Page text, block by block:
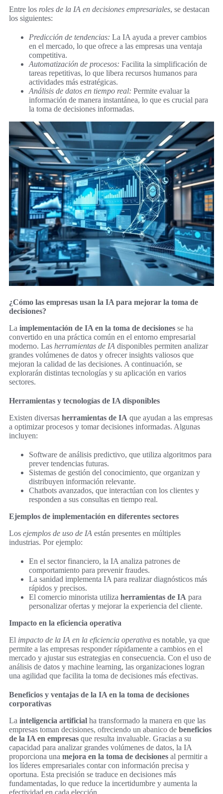
Entre los roles de la IA en decisiones empresariales, se destacan
los siguientes:
Predicción de tendencias: La IA ayuda a prever cambios
en el mercado, lo que ofrece a las empresas una ventaja
competitiva.
Automatización de procesos: Facilita la simplificación de
tareas repetitivas, lo que libera recursos humanos para
actividades más estratégicas.
Análisis de datos en tiempo real: Permite evaluar la
información de manera instantánea, lo que es crucial para
la toma de decisiones informadas.
¿Cómo las empresas usan la IA para mejorar la toma de
decisiones?
La implementación de IA en la toma de decisiones se ha
convertido en una práctica común en el entorno empresarial
moderno. Las herramientas de IA disponibles permiten analizar
grandes volúmenes de datos y ofrecer insights valiosos que
mejoran la calidad de las decisiones. A continuación, se
explorarán distintas tecnologías y su aplicación en varios
sectores.
Herramientas y tecnologías de IA disponibles
Existen diversas herramientas de IA que ayudan a las empresas
a optimizar procesos y tomar decisiones informadas. Algunas
incluyen:
Software de análisis predictivo, que utiliza algoritmos para
prever tendencias futuras.
Sistemas de gestión del conocimiento, que organizan y
distribuyen información relevante.
Chatbots avanzados, que interactúan con los clientes y
responden a sus consultas en tiempo real.
Ejemplos de implementación en diferentes sectores
Los ejemplos de uso de IA están presentes en múltiples
industrias. Por ejemplo:
En el sector financiero, la IA analiza patrones de
comportamiento para prevenir fraudes.
La sanidad implementa IA para realizar diagnósticos más
rápidos y precisos.
El comercio minorista utiliza herramientas de IA para
personalizar ofertas y mejorar la experiencia del cliente.
Impacto en la eficiencia operativa
El impacto de la IA en la eficiencia operativa es notable, ya que
permite a las empresas responder rápidamente a cambios en el
mercado y ajustar sus estrategias en consecuencia. Con el uso de
análisis de datos y machine learning, las organizaciones logran
una agilidad que facilita la toma de decisiones más efectivas.
Beneficios y ventajas de la IA en la toma de decisiones
corporativas
La inteligencia artificial ha transformado la manera en que las
empresas toman decisiones, ofreciendo un abanico de beneficios
de la IA en empresas que resulta invaluable. Gracias a su
capacidad para analizar grandes volúmenes de datos, la IA
proporciona una mejora en la toma de decisiones al permitir a
los líderes empresariales contar con información precisa y
oportuna. Esta precisión se traduce en decisiones más
fundamentadas, lo que reduce la incertidumbre y aumenta la
efectividad en cada elección.